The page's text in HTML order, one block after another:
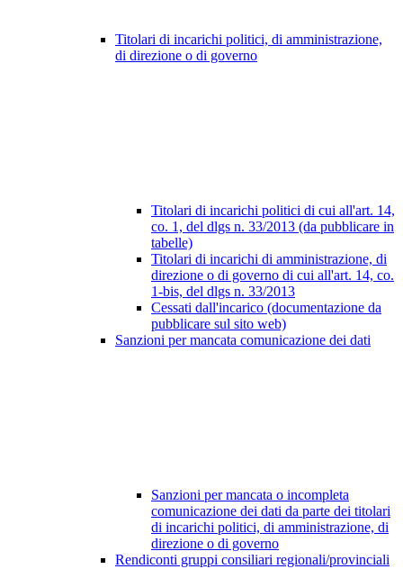
Titolari di incarichi politici, di amministrazione,
di direzione o di governo
Titolari di incarichi politici di cui all'art. 14,
co. 1, del dlgs n. 33/2013 (da pubblicare in
tabelle)
Titolari di incarichi di amministrazione, di
direzione o di governo di cui all'art. 14, co.
1-bis, del dlgs n. 33/2013
Cessati dall'incarico (documentazione da
pubblicare sul sito web)
Sanzioni per mancata comunicazione dei dati
Sanzioni per mancata o incompleta
comunicazione dei dati da parte dei titolari
di incarichi politici, di amministrazione, di
direzione o di governo
Rendiconti gruppi consiliari regionali/provinciali